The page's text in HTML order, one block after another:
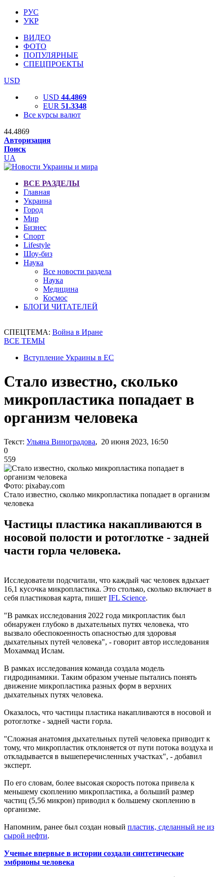
РУС
УКР
ВИДЕО
ФОТО
ПОПУЛЯРНЫЕ
СПЕЦПРОЕКТЫ
USD
USD 44.4869
EUR 51.3348
Все курсы валют
44.4869
Авторизация
Поиск
UA
ВСЕ РАЗДЕЛЫ
Главная
Украина
Город
Мир
Бизнес
Спорт
Lifestyle
Шоу-биз
Наука
Все новости раздела
Наука
Медицина
Космос
БЛОГИ ЧИТАТЕЛЕЙ
СПЕЦТЕМА: Война в Иране
ВСЕ ТЕМЫ
Вступление Украины в ЕС
Стало известно, сколько
микропластика попадает в
организм человека
Текст: Ульяна Виноградова, 20 июня 2023, 16:50
0
559
Фото: pixabay.com
Стало известно, сколько микропластика попадает в организм
человека
Частицы пластика накапливаются в
носовой полости и ротоглотке - задней
части горла человека.
Исследователи подсчитали, что каждый час человек вдыхает
16,1 кусочка микропластика. Это столько, сколько включает в
себя пластиковая карта, пишет IFL Science.
"В рамках исследования 2022 года микропластик был
обнаружен глубоко в дыхательных путях человека, что
вызвало обеспокоенность опасностью для здоровья
дыхательных путей человека", - говорит автор исследования
Мохаммад Ислам.
В рамках исследования команда создала модель
гидродинамики. Таким образом ученые пытались понять
движение микропластика разных форм в верхних
дыхательных путях человека.
Оказалось, что частицы пластика накапливаются в носовой и
ротоглотке - задней части горла.
"Сложная анатомия дыхательных путей человека приводит к
тому, что микропластик отклоняется от пути потока воздуха и
откладывается в вышеперечисленных участках", - добавил
эксперт.
По его словам, более высокая скорость потока привела к
меньшему скоплению микропластика, а больший размер
частиц (5,56 микрон) приводил к большему скоплению в
организме.
Напомним, ранее был создан новый пластик, сделанный не из
сырой нефти.
Ученые впервые в истории создали синтетические
эмбрионы человека